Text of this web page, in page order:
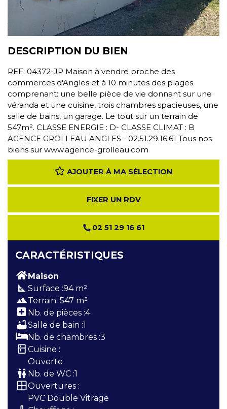
DESCRIPTION DU BIEN
REF: 04372-JP Maison à vendre proche des
commerces d'Angles et à 10 minutes des plages
comprenant: une belle pièce de vie donnant sur une
véranda et une cuisine, trois chambres spacieuses, une
salle de bains, un garage. Le tout sur un terrain de
547m². CLASSE ENERGIE : D- CLASSE CLIMAT : B
AGENCE GROLLEAU ANGLES - 02.51.29.16.61 Tous nos
biens sur www.agence-grolleau.com
AJOUTER À MA SÉLECTION
FIXER UN RDV
02 51 29 16 61
CARACTÉRISTIQUES
Maison
square_foot Surface :94 m²
terrainTerrain :547 m²
Nb. de pièces :4
bathtubSalle de bain :1
Nb. de chambres :3
kitchen Cuisine :
Ouverte
wc Nb. de WC :1
window Ouvertures :
PVC Double Vitrage